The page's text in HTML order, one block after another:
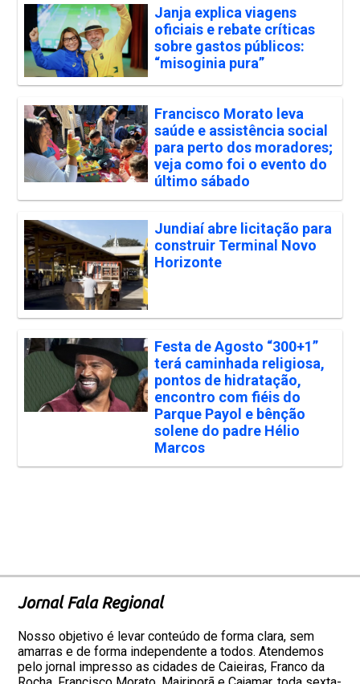
Janja explica viagens
oficiais e rebate críticas
sobre gastos públicos:
“misoginia pura”
Francisco Morato leva
saúde e assistência social
para perto dos moradores;
veja como foi o evento do
último sábado
Jundiaí abre licitação para
construir Terminal Novo
Horizonte
Festa de Agosto “300+1”
terá caminhada religiosa,
pontos de hidratação,
encontro com fiéis do
Parque Payol e bênção
solene do padre Hélio
Marcos
Jornal Fala Regional
Nosso objetivo é levar conteúdo de forma clara, sem
amarras e de forma independente a todos. Atendemos
pelo jornal impresso as cidades de Caieiras, Franco da